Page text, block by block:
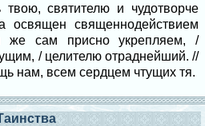
святителю и чудотворче
освящен священнодействием
же сам присно укрепляем, /
/ целителю отраднейший. //
нам, всем сердцем чтущих тя.